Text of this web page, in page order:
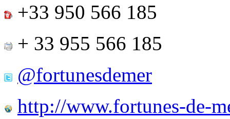
+33 950 566 185
+ 33 955 566 185
@fortunesdemer
http://www.fortunes-de-